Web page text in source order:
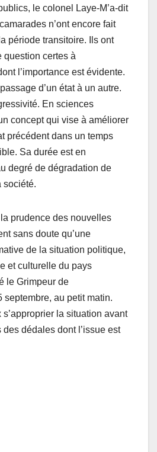
le colonel Laye-M’a-dit
n’ont encore fait
période transitoire. Ils ont
question certes à
l’importance est évidente.
d’un état à un autre.
En sciences
concept qui vise à améliorer
précédent dans un temps
Sa durée est en
degré de dégradation de
société.
prudence des nouvelles
sans doute qu’une
de la situation politique,
et culturelle du pays
le Grimpeur de
septembre, au petit matin.
la situation avant
des dédales dont l’issue est